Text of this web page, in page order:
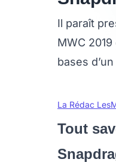
Il paraît
MWC
bases
La Rédac
Tout